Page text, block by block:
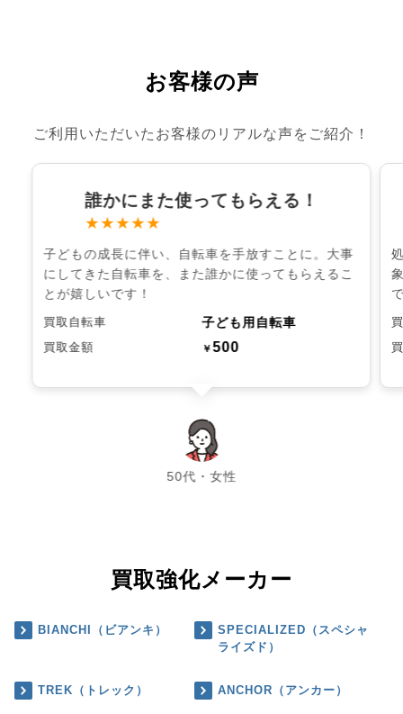
お客様の声
ご利用いただいたお客様のリアルな声をご紹介！
誰かにまた使ってもらえる！
★★★★★
子どもの成長に伴い、自転車を手放すことに。大事
にしてきた自転車を、また誰かに使ってもらえるこ
とが嬉しいです！
買取自転車 子ども用自転車
買取金額 ￥500
50代・女性
chevron_left chevron_right
買取強化メーカー
BIANCHI（ビアンキ）
SPECIALIZED（スペシャ
ライズド）
TREK（トレック） ANCHOR（アンカー）